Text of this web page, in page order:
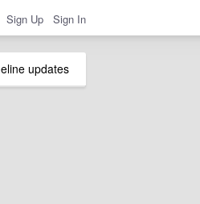
Sign Up Sign In
updates